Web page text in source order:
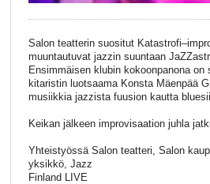
Salon teatterin suositut
muuntautuvat jazzin suuntaan
Ensimmäisen klubin kokoonpanona on
kitaristin luotsaama Konsta Mäenpää
musiikkia jazzista fuusion kautta
Keikan jälkeen improvisaation juhla
Yhteistyössä Salon teatteri, Salon
yksikkö, Jazz
Finland LIVE